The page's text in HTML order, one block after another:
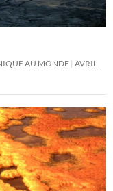
AU MONDE AVRIL